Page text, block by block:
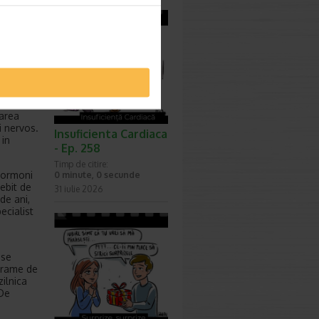
nervos.
de
ani,
de
Insuficienta Cardiaca
- Ep. 258
Timp de citire:
0 minute, 0 secunde
31 iulie 2026